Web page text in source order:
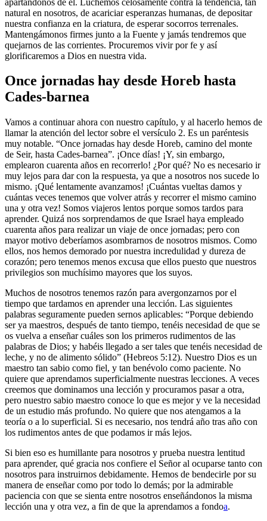
natural en nosotros, de acariciar esperanzas humanas, de depositar
nuestra confianza en la criatura, de esperar socorros terrenales.
Mantengámonos firmes junto a la Fuente y jamás tendremos que
quejarnos de las corrientes. Procuremos vivir por fe y así
glorificaremos a Dios en nuestra vida.
Once jornadas hay desde Horeb hasta
Cades-barnea
Vamos a continuar ahora con nuestro capítulo, y al hacerlo hemos de
llamar la atención del lector sobre el versículo 2. Es un paréntesis
muy notable. “Once jornadas hay desde Horeb, camino del monte
de Seir, hasta Cades-barnea”. ¡Once días! ¡Y, sin embargo,
emplearon cuarenta años en recorrerlo! ¿Por qué? No es necesario ir
muy lejos para dar con la respuesta, ya que a nosotros nos sucede lo
mismo. ¡Qué lentamente avanzamos! ¡Cuántas vueltas damos y
cuántas veces tenemos que volver atrás y recorrer el mismo camino
una y otra vez! Somos viajeros lentos porque somos tardos para
aprender. Quizá nos sorprendamos de que Israel haya empleado
cuarenta años para realizar un viaje de once jornadas; pero con
mayor motivo deberíamos asombrarnos de nosotros mismos. Como
ellos, nos hemos demorado por nuestra incredulidad y dureza de
corazón; pero tenemos menos excusa que ellos puesto que nuestros
privilegios son muchísimo mayores que los suyos.
Muchos de nosotros tenemos razón para avergonzarnos por el
tiempo que tardamos en aprender una lección. Las siguientes
palabras seguramente pueden sernos aplicables: “Porque debiendo
ser ya maestros, después de tanto tiempo, tenéis necesidad de que se
os vuelva a enseñar cuáles son los primeros rudimentos de las
palabras de Dios; y habéis llegado a ser tales que tenéis necesidad de
leche, y no de alimento sólido” (Hebreos 5:12). Nuestro Dios es un
maestro tan sabio como fiel, y tan benévolo como paciente. No
quiere que aprendamos superficialmente nuestras lecciones. A veces
creemos que dominamos una lección y procuramos pasar a otra,
pero nuestro sabio maestro conoce lo que es mejor y ve la necesidad
de un estudio más profundo. No quiere que nos atengamos a la
teoría o a lo superficial. Si es necesario, nos tendrá año tras año con
los rudimentos antes de que podamos ir más lejos.
Si bien eso es humillante para nosotros y prueba nuestra lentitud
para aprender, qué gracia nos confiere el Señor al ocuparse tanto con
nosotros para instruirnos debidamente. Hemos de bendecirle por su
manera de enseñar como por todo lo demás; por la admirable
paciencia con que se sienta entre nosotros enseñándonos la misma
lección una y otra vez, a fin de que la aprendamos a fondoa.